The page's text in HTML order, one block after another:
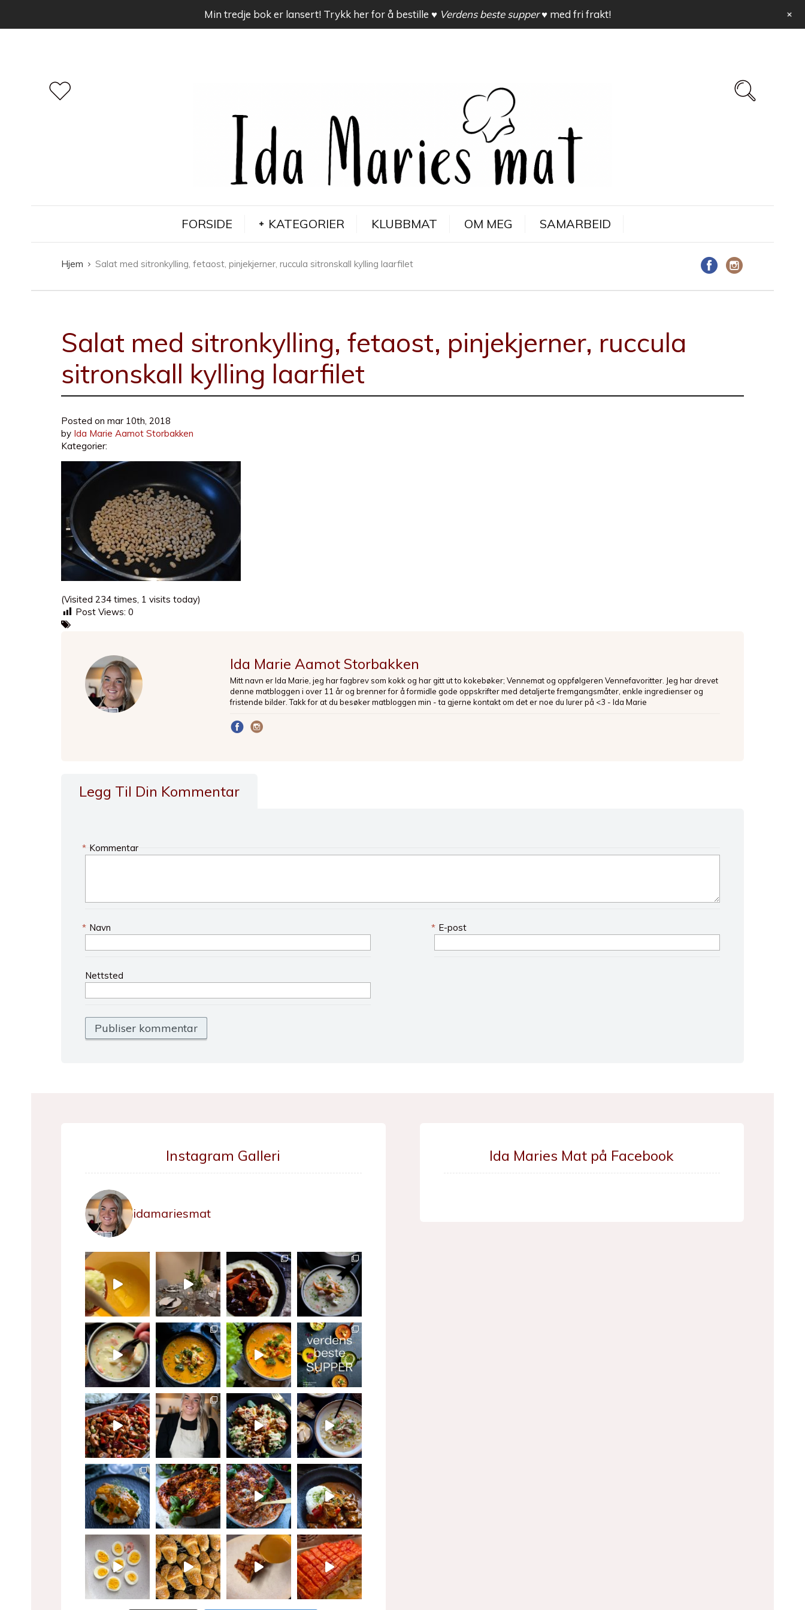
FORSIDE KATEGORIER KLUBBMAT OM MEG SAMARBEID
Hjem Salat med sitronkylling, fetaost, pinjekjerner, ruccula sitronskall kylling laarfilet
Salat med sitronkylling, fetaost, pinjekjerner, ruccula
sitronskall kylling laarfilet
Posted on mar 10th, 2018
by Ida Marie Aamot Storbakken
Kategorier:
(Visited 234 times, 1 visits today)
Post Views: 0
Ida Marie Aamot Storbakken
Mitt navn er Ida Marie, jeg har fagbrev som kokk og har gitt ut to kokebøker; Vennemat og oppfølgeren Vennefavoritter. Jeg har drevet
denne matbloggen i over 11 år og brenner for å formidle gode oppskrifter med detaljerte fremgangsmåter, enkle ingredienser og
fristende bilder. Takk for at du besøker matbloggen min - ta gjerne kontakt om det er noe du lurer på <3 - Ida Marie
Legg Til Din Kommentar
Kommentar
*
Navn
* E-post
*
Nettsted
Instagram Galleri
idamariesmat
Ida Maries Mat på Facebook
Min tredje bok er lansert! Trykk her for å bestille ♥ Verdens beste supper ♥ med fri frakt! +